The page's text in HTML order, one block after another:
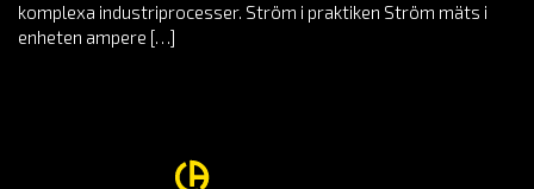
komplexa industriprocesser. Ström i praktiken Ström mäts i
enheten ampere […]